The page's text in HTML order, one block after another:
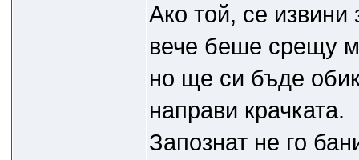
Ако той, се извини
вече беше срещу
но ще си бъде
направи крачката.
Запознат не го